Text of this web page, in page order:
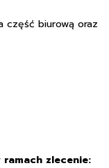
część biurową oraz
zlecenie: